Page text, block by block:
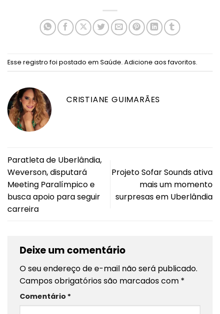
Esse registro foi postado em Saúde. Adicione aos favoritos.
CRISTIANE GUIMARÃES
Paratleta de Uberlândia,
Weverson, disputará
Meeting Paralímpico e
busca apoio para seguir
carreira
Projeto Sofar Sounds ativa
mais um momento
surpresas em Uberlândia
Deixe um comentário
O seu endereço de e-mail não será publicado.
Campos obrigatórios são marcados com *
Comentário *